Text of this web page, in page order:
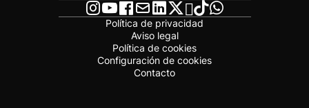
Política de privacidad
Aviso legal
Política de cookies
Configuración de cookies
Contacto